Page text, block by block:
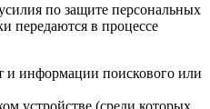
по защите персональных
передаются в процессе
и информации поискового или
устройстве (среди которых